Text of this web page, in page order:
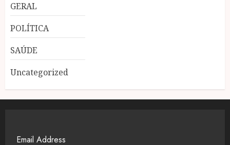
GERAL
POLÍTICA
SAÚDE
Uncategorized